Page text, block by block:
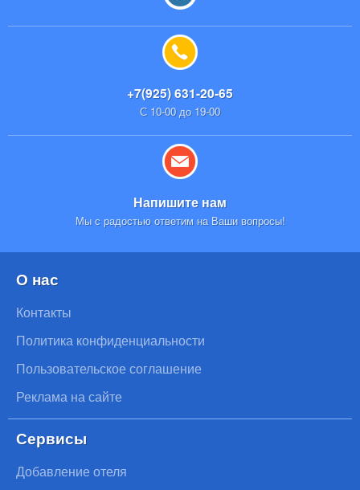
+7(925) 631-20-65
С 10-00 до 19-00
Напишите нам
Мы с радостью ответим на Ваши вопросы!
О нас
Контакты
Политика конфиденциальности
Пользовательское соглашение
Реклама на сайте
Сервисы
Добавление отеля